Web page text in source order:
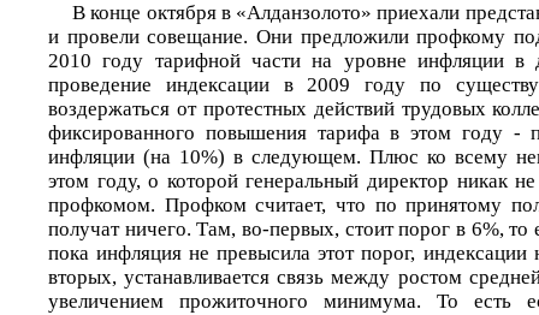
В конце октября в «Алданзолото» приехали
и провели совещание. Они предложили профкому
2010 году тарифной части на уровне инфляции в
проведение индексации в 2009 году по
воздержаться от протестных действий трудовых
фиксированного повышения тарифа в этом году -
инфляции (на 10%) в следующем. Плюс ко всему
этом году, о которой генеральный директор никак
профкомом. Профком считает, что по принятому
получат ничего. Там, во-первых, стоит порог в 6%, то
пока инфляция не превысила этот порог,
вторых, устанавливается связь между ростом
увеличением прожиточного минимума. То есть